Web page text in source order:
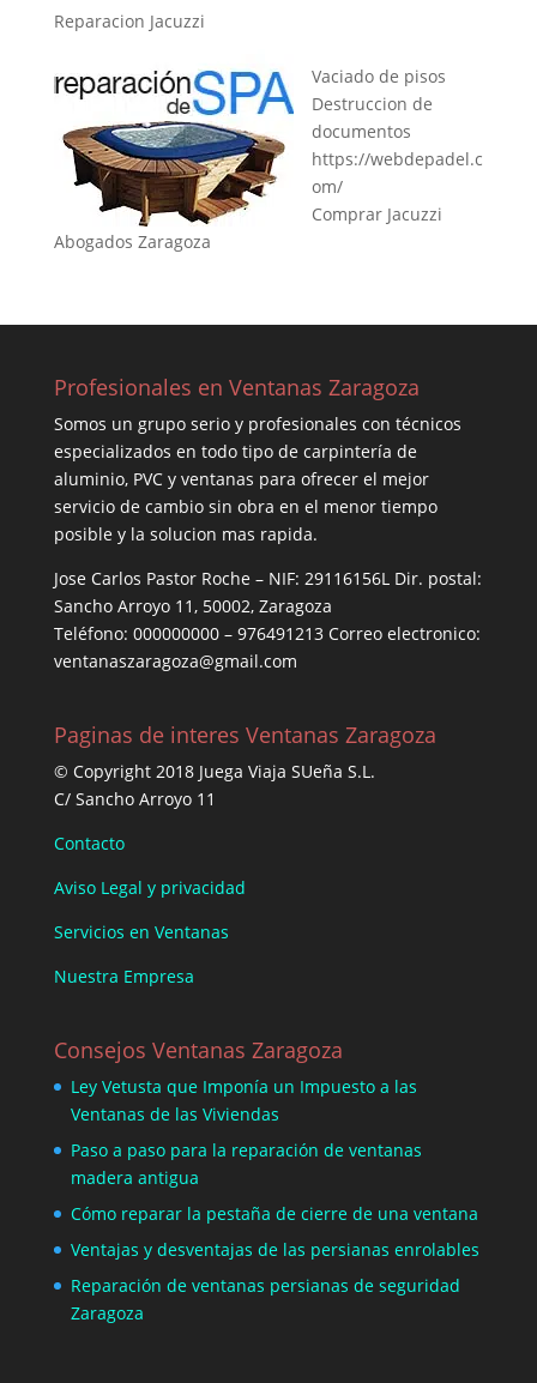
Reparacion Jacuzzi
Vaciado de pisos
Destruccion de
documentos
https://webdepadel.c
om/
Comprar Jacuzzi
Abogados Zaragoza
Profesionales en Ventanas Zaragoza
Somos un grupo serio y profesionales con técnicos
especializados en todo tipo de carpintería de
aluminio, PVC y ventanas para ofrecer el mejor
servicio de cambio sin obra en el menor tiempo
posible y la solucion mas rapida.
Jose Carlos Pastor Roche – NIF: 29116156L Dir. postal:
Sancho Arroyo 11, 50002, Zaragoza
Teléfono: 000000000 – 976491213 Correo electronico:
ventanaszaragoza@gmail.com
Paginas de interes Ventanas Zaragoza
© Copyright 2018 Juega Viaja SUeña S.L.
C/ Sancho Arroyo 11
Contacto
Aviso Legal y privacidad
Servicios en Ventanas
Nuestra Empresa
Consejos Ventanas Zaragoza
Ley Vetusta que Imponía un Impuesto a las
Ventanas de las Viviendas
Paso a paso para la reparación de ventanas
madera antigua
Cómo reparar la pestaña de cierre de una ventana
Ventajas y desventajas de las persianas enrolables
Reparación de ventanas persianas de seguridad
Zaragoza